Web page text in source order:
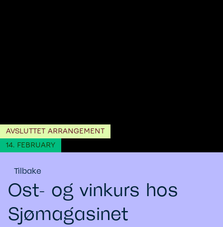
14. FEBRUARY
AVSLUTTET ARRANGEMENT
Tilbake
Ost- og vinkurs hos
Sjømagasinet